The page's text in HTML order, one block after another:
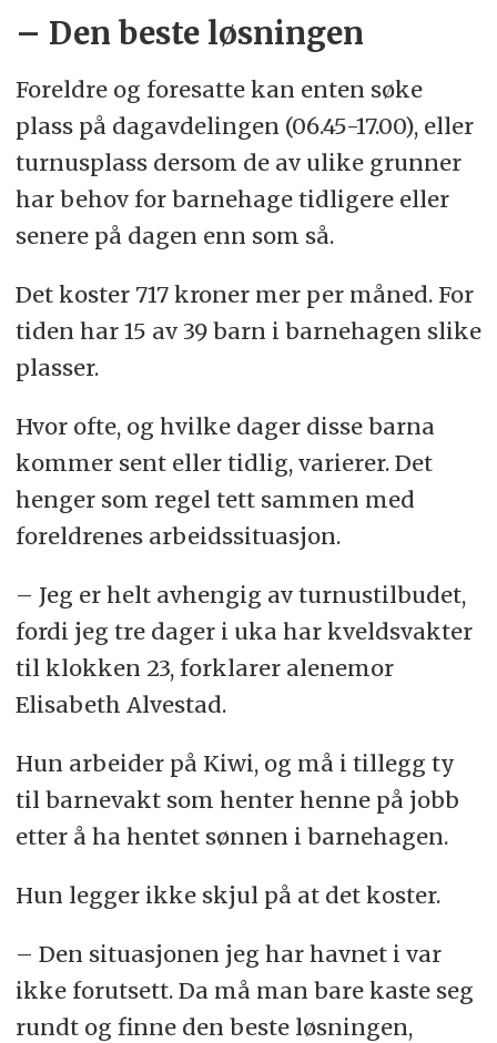
– Den beste løsningen
Foreldre og foresatte kan enten søke
plass på dagavdelingen (06.45-17.00), eller
turnusplass dersom de av ulike grunner
har behov for barnehage tidligere eller
senere på dagen enn som så.
Det koster 717 kroner mer per måned. For
tiden har 15 av 39 barn i barnehagen slike
plasser.
Hvor ofte, og hvilke dager disse barna
kommer sent eller tidlig, varierer. Det
henger som regel tett sammen med
foreldrenes arbeidssituasjon.
– Jeg er helt avhengig av turnustilbudet,
fordi jeg tre dager i uka har kveldsvakter
til klokken 23, forklarer alenemor
Elisabeth Alvestad.
Hun arbeider på Kiwi, og må i tillegg ty
til barnevakt som henter henne på jobb
etter å ha hentet sønnen i barnehagen.
Hun legger ikke skjul på at det koster.
– Den situasjonen jeg har havnet i var
ikke forutsett. Da må man bare kaste seg
rundt og finne den beste løsningen,